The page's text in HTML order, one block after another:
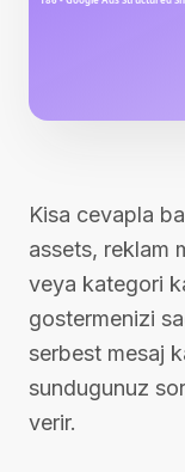
Kisa cevapla
assets, reklam
veya kategori
gostermenizi
serbest mesaj
sundugunuz
verir.